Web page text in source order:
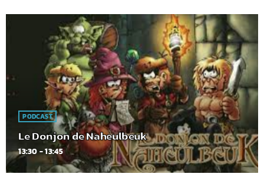
PODCAST
Le Donjon de Naheulbeuk
13:30 - 13:45